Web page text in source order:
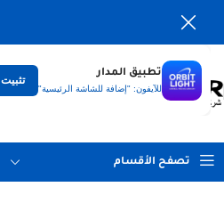
تطبيق المدار
للآيفون: "إضافة للشاشة الرئيسية"
تثبيت التوصيل
لكل العراق
تصفح الأقسام